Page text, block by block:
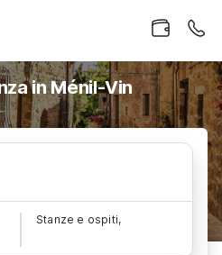
in Ménil-Vin
Stanze e ospiti,